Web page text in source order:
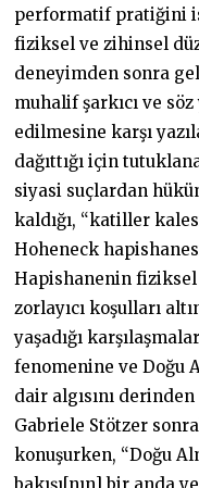
performatif pratiğini
fiziksel ve zihinsel
deneyimden sonra
muhalif şarkıcı ve söz
edilmesine karşı
dağıttığı için
siyasi suçlardan
kaldığı, “katiller
Hoheneck
Hapishanenin fiziksel
zorlayıcı koşulları
yaşadığı
fenomenine ve Doğu
dair algısını
Gabriele Stötzer
konuşurken, “Doğu